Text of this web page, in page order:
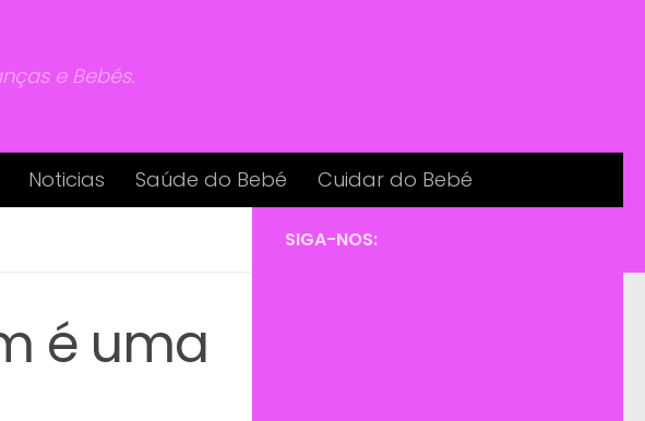
e Bebés.
Noticias Saúde do Bebé Cuidar do Bebé
é uma
SIGA-NOS: